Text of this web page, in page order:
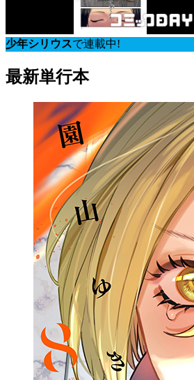
少年シリウスで連載中!
最新単行本